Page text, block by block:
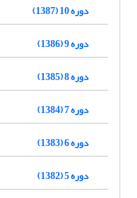
دوره 10 (1387)
دوره 9 (1386)
دوره 8 (1385)
دوره 7 (1384)
دوره 6 (1383)
دوره 5 (1382)